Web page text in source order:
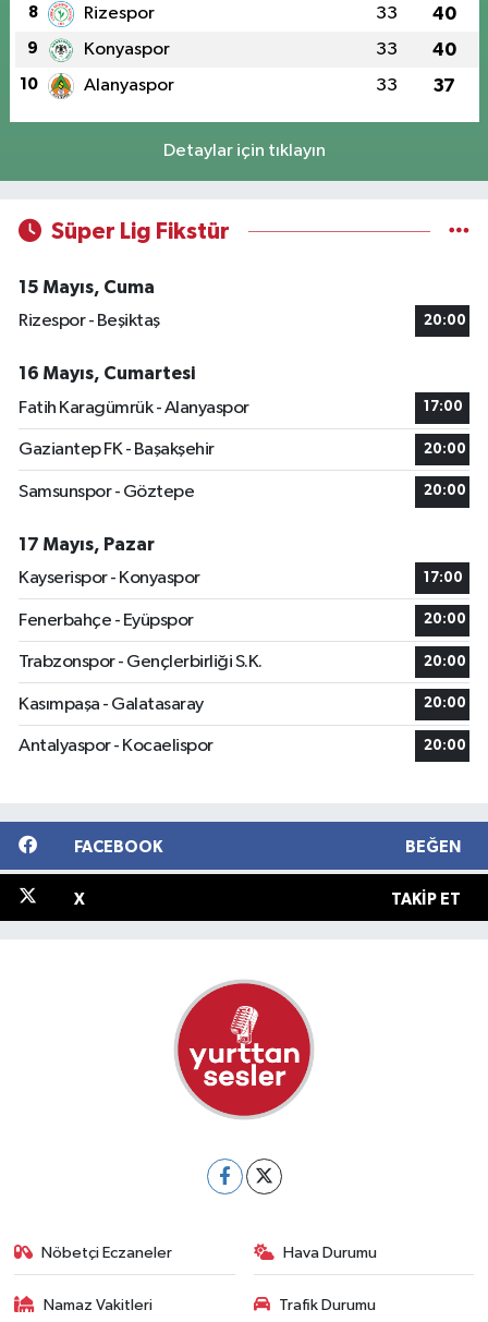
8 Rizespor 33 40
9 Konyaspor 33 40
10 Alanyaspor 33 37
Detaylar için tıklayın
Süper Lig Fikstür
15 Mayıs, Cuma
Rizespor - Beşiktaş
20:00
16 Mayıs, Cumartesi
Fatih Karagümrük - Alanyaspor
17:00
Gaziantep FK - Başakşehir 20:00
Samsunspor - Göztepe 20:00
17 Mayıs, Pazar
Kayserispor - Konyaspor
17:00
Fenerbahçe - Eyüpspor 20:00
Trabzonspor - Gençlerbirliği S.K. 20:00
Kasımpaşa - Galatasaray 20:00
Antalyaspor - Kocaelispor 20:00
FACEBOOK BEĞEN
X TAKIP ET
Nöbetçi Eczaneler Hava Durumu
Namaz Vakitleri Trafik Durumu